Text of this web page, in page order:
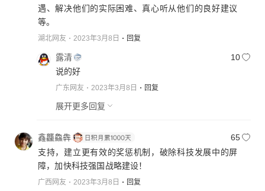
遇、解决他们的实际困难、真心听从他们的良好建议
等。
湖北网友 2023年3月8日 回复
露清
10
说的好
广东网友 2023年3月8日 回复
展开更多回复
鑫龘鱻犇
65
支持，建立更有效的奖惩机制，破除科技发展中的屏
障，加快科技强国战略建设！
广西网友 2023年3月8日 回复